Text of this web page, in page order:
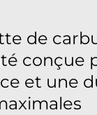
de
conçue
et une